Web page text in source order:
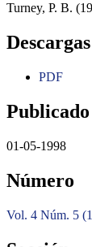
Turney, P. B.
Descargas
PDF
Publicado
01-05-1998
Número
Vol. 4 Núm. 5